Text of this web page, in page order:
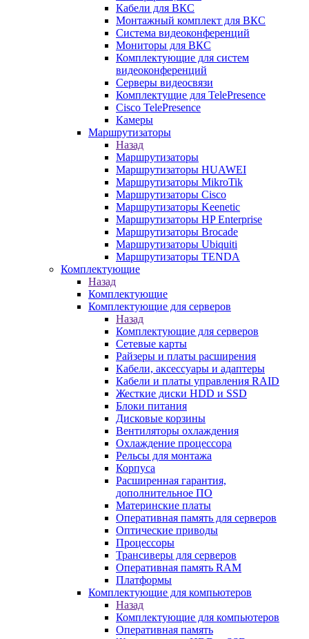
Кабели для ВКС
Монтажный комплект для ВКС
Система видеоконференций
Мониторы для ВКС
Комплектующие для систем
видеоконференций
Серверы видеосвязи
Комплектущие для TelePresence
Cisco TelePresence
Камеры
Маршрутизаторы
Назад
Маршрутизаторы
Маршрутизаторы HUAWEI
Маршрутизаторы MikroTik
Маршрутизаторы Cisco
Маршрутизаторы Keenetic
Маршрутизаторы HP Enterprise
Маршрутизаторы Brocade
Маршрутизаторы Ubiquiti
Маршрутизаторы TENDA
Комплектующие
Назад
Комплектующие
Комплектующие для серверов
Назад
Комплектующие для серверов
Сетевые карты
Райзеры и платы расширения
Кабели, аксессуары и адаптеры
Кабели и платы управления RAID
Жесткие диски HDD и SSD
Блоки питания
Дисковые корзины
Вентиляторы охлаждения
Охлаждение процессора
Рельсы для монтажа
Корпуса
Расширенная гарантия,
дополнительное ПО
Материнские платы
Оперативная память для серверов
Оптические приводы
Процессоры
Трансиверы для серверов
Оперативная память RAM
Платформы
Комплектующие для компьютеров
Назад
Комплектующие для компьютеров
Оперативная память